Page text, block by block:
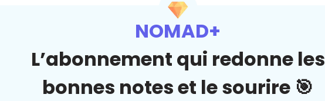
NOMAD+
L’abonnement qui redonne les
bonnes notes et le sourire 🎯